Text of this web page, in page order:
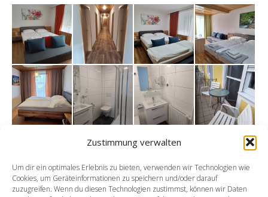
Zustimmung verwalten
Um dir ein optimales Erlebnis zu bieten, verwenden wir Technologien wie
Cookies, um Geräteinformationen zu speichern und/oder darauf
zuzugreifen. Wenn du diesen Technologien zustimmst, können wir Daten